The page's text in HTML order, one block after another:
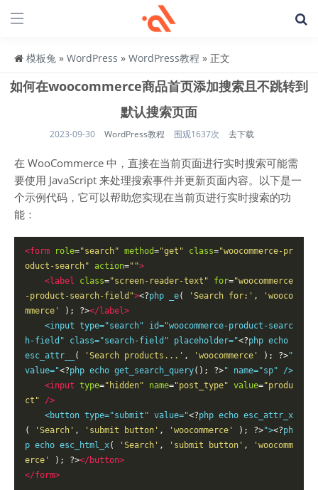
模板兔 » WordPress » WordPress教程 » 正文
如何在woocommerce商品首页添加搜索且不跳转到
默认搜索页面
2023-09-30 WordPress教程 围观1637次 去下载
在 WooCommerce 中，直接在当前页面进行实时搜索可能需
要使用 JavaScript 来处理搜索事件并更新页面内容。以下是一
个示例代码，它可以帮助您实现在当前页进行实时搜索的功
能：
<form role="search" method="get" class="woocommerce-pr
oduct -search" action="">
<label class="screen- reader-text " for="woocommerce
-product -search-field "><?php _e( ' Search for:' , ' wooco
mmerce ' ); ?></label>
    <
input type="search" id="woocommerce-product -searc
h-field " class="search-field " placeholder="<?php echo
esc_attr__
( ' Search products ...' , ' woocommerce ' ); ?>
value="<?php echo get_search_query(); ?>" name="sp" />
<input type=" hidden" name="post_type" value="produ
ct "
/>
    <
button type="submit " value="<?php echo esc_attr_x
(
' Search ' , ' submit button ' , ' woocommerce ' ); ?>"><?ph
p echo esc_html_x( ' Search ' , ' submit button ' , ' woocomm
erce ' ); ?></button>
</form>